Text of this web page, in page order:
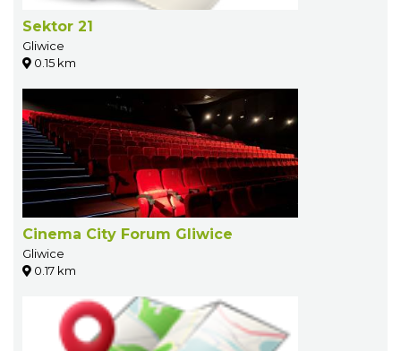
Sektor 21
Gliwice
0.15 km
Cinema City Forum Gliwice
Gliwice
0.17 km